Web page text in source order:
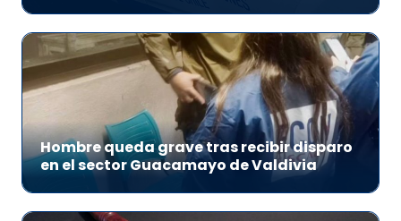
Hombre queda grave tras recibir disparo
en el sector Guacamayo de Valdivia